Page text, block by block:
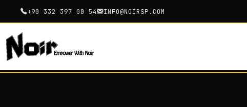
+90 332 397 00 54 INFO@NOIRSP.COM